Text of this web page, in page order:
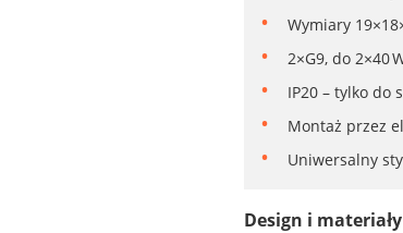
Wymiary
2×G9, do 2×40
IP20 – tylko do
Montaż przez
Uniwersalny
Design i materiały